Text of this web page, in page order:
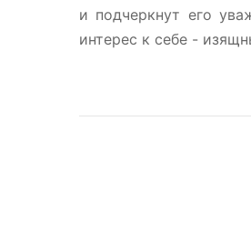
и подчеркнут его
интерес к себе -